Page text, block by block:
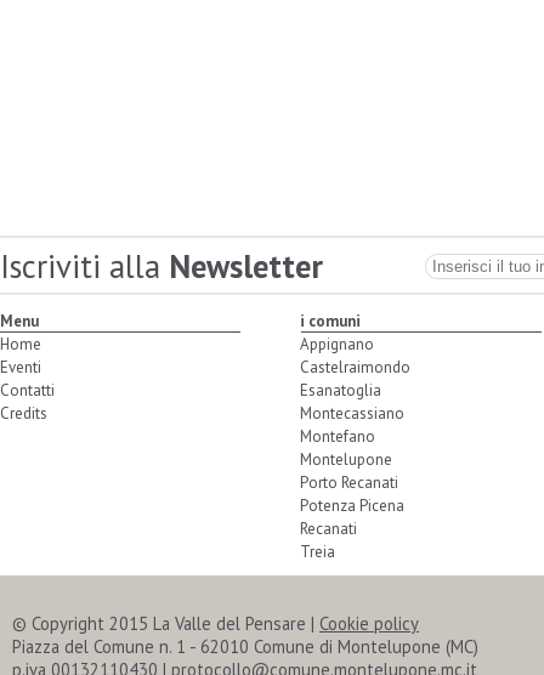
Iscriviti alla Newsletter
Menu
Home
Eventi
Contatti
Credits
i comuni
Appignano
Castelraimondo
Esanatoglia
Montecassiano
Montefano
Montelupone
Porto Recanati
Potenza Picena
Recanati
Treia
© Copyright 2015 La Valle del Pensare | Cookie policy
Piazza del Comune n. 1 - 62010 Comune di Montelupone (MC)
p.iva 00132110430 | protocollo@comune.montelupone.mc.it